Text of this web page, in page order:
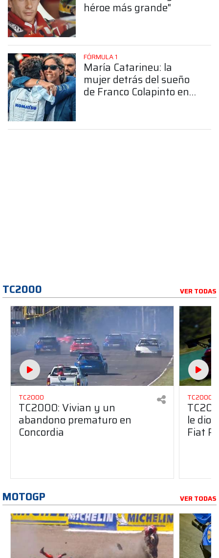
héroe más grande"
FÓRMULA 1
María Catarineu: la
mujer detrás del sueño
de Franco Colapinto en
TC2000 VER TODAS
TC2000
TC2000: Vivian y un
abandono prematuro en
Concordia
TC2000
le dio
Fiat
MOTOGP VER TODAS